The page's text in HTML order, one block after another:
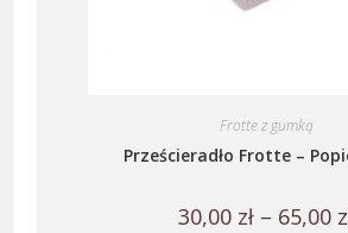
Frotte z gumką
Prześcieradło Frotte –
30,00 zł – 65,00